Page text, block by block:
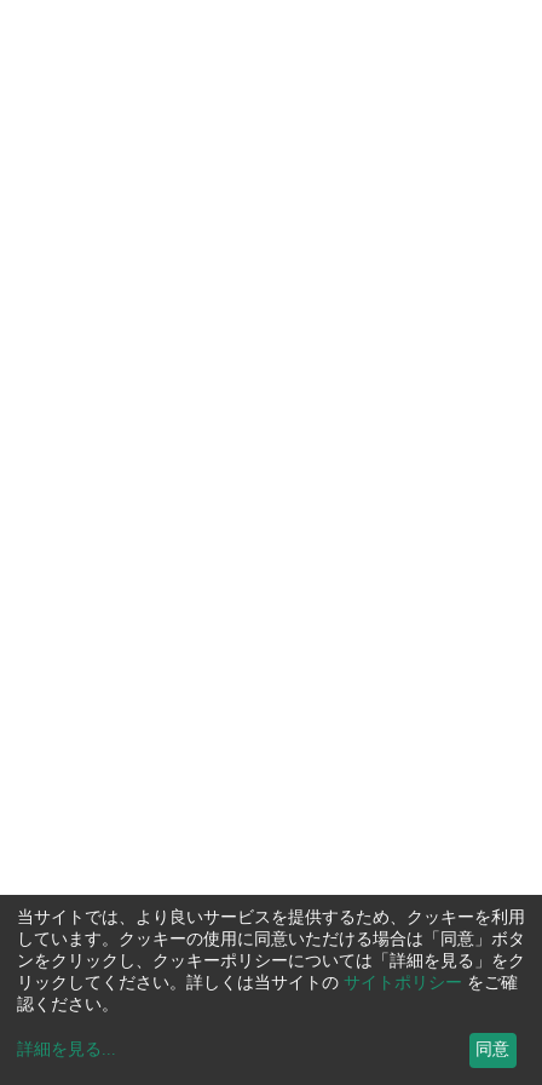
当サイトでは、より良いサービスを提供するため、クッキーを利用
しています。クッキーの使用に同意いただける場合は「同意」ボタ
ンをクリックし、クッキーポリシーについては「詳細を見る」をク
リックしてください。詳しくは当サイトの サイトポリシー をご確
認ください。
詳細を見る ... 同意